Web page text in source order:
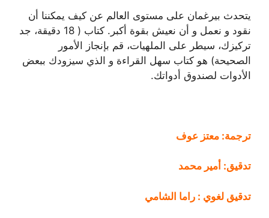
يتحدث بيرغمان على مستوى العالم عن كيف يمكننا أن
نقود و نعمل و أن نعيش بقوة أكبر. كتاب ( 18 دقيقة، جد
تركيزك، سيطر على الملهيات، قم بإنجاز الأمور
الصحيحة) هو كتاب سهل القراءة و الذي سيزودك ببعض
الأدوات لصندوق أدواتك.
ترجمة: معتز عوف
تدقيق: أمير محمد
تدقيق لغوي : راما الشامي